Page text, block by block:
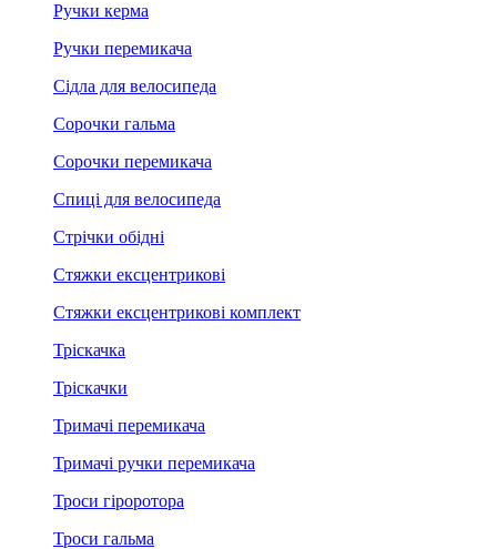
Ручки керма
Ручки перемикача
Сідла для велосипеда
Сорочки гальма
Сорочки перемикача
Спиці для велосипеда
Стрічки обідні
Стяжки ексцентрикові
Стяжки ексцентрикові комплект
Тріскачка
Тріскачки
Тримачі перемикача
Тримачі ручки перемикача
Троси гіроротора
Троси гальма